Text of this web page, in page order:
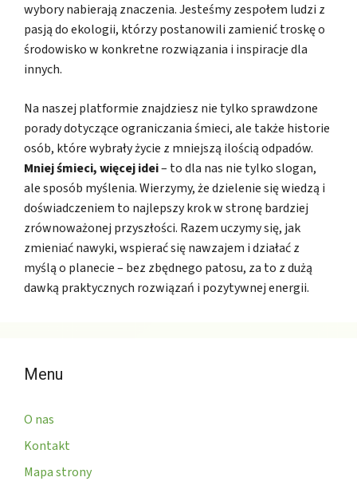
wybory nabierają znaczenia. Jesteśmy zespołem ludzi z
pasją do ekologii, którzy postanowili zamienić troskę o
środowisko w konkretne rozwiązania i inspiracje dla
innych.
Na naszej platformie znajdziesz nie tylko sprawdzone
porady dotyczące ograniczania śmieci, ale także historie
osób, które wybrały życie z mniejszą ilością odpadów.
Mniej śmieci, więcej idei– to dla nas nie tylko slogan,
ale sposób myślenia. Wierzymy, że dzielenie się wiedzą i
doświadczeniem to najlepszy krok w stronę bardziej
zrównoważonej przyszłości. Razem uczymy się, jak
zmieniać nawyki, wspierać się nawzajem i działać z
myślą o planecie – bez zbędnego patosu, za to z dużą
dawką praktycznych rozwiązań i pozytywnej energii.
Menu
O nas
Kontakt
Mapa strony